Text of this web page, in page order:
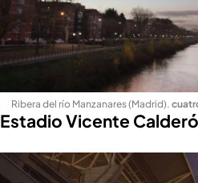
Ribera del río Manzanares (Madrid).
Estadio Vicente